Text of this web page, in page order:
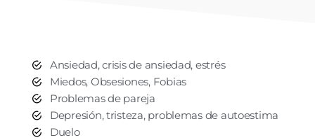
Ansiedad, crisis de ansiedad, estrés
Miedos, Obsesiones, Fobias
Problemas de pareja
Depresión, tristeza, problemas de autoestima
Duelo